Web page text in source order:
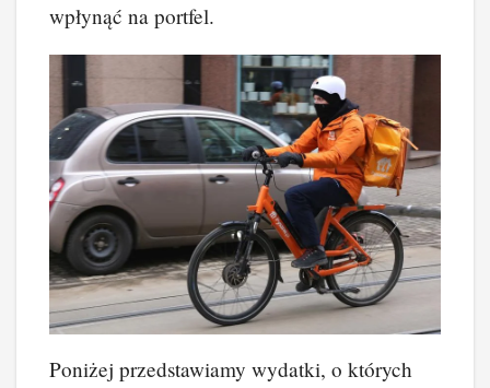
wpłynąć na portfel.
Poniżej przedstawiamy wydatki, o których